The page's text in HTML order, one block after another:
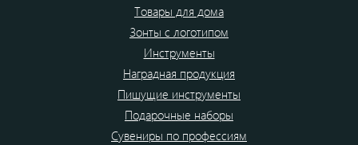
Товары для дома
Зонты с логотипом
Инструменты
Наградная продукция
Пишущие инструменты
Подарочные наборы
Сувениры по профессиям